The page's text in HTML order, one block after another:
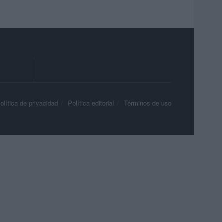
de privacidad Política editorial Términos de uso